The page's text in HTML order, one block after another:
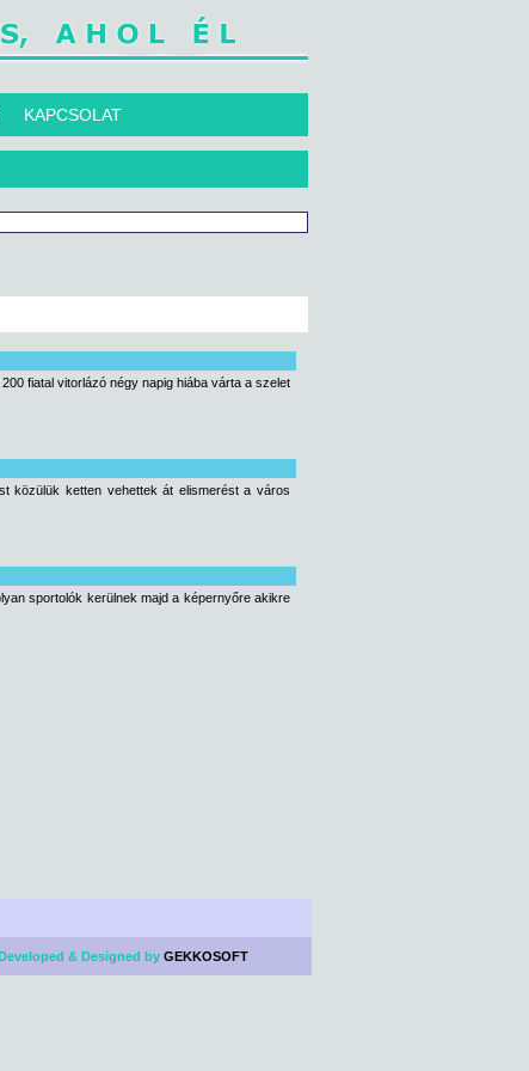
KAPCSOLAT
fiatal vitorlázó négy napig hiába várta a szelet
közülük ketten vehettek át elismerést a város
sportolók kerülnek majd a képernyőre akikre
& Designed by GEKKOSOFT